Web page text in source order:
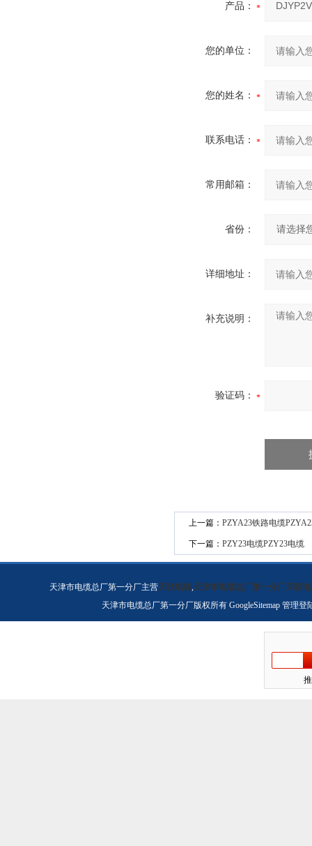
产品：
您的单位：
您的姓名：
联系电话：
常用邮箱：
省份：
详细地址：
补充说明：
验证码：
上一篇： PZYA23铁路电缆
下一篇： PZY23电缆PZY23电缆
天津市电缆总厂第一分厂主营天联电缆,天津市电缆总厂第一分厂天联电
天津市电缆总厂第一分厂版权所有 GoogleSitemap 管理登